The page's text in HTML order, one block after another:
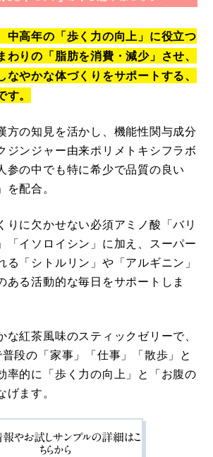
中高年の「歩く力の向上」に役立つ
わりの「脂肪を消費・減少」させ、
なやかな体づくりをサポートする、
。
方の知見を活かし、機能性関与成分
ジンジャー由来ポリメトキシフラボ
参の中でも特に希少で品質の良い
を配合。
りに欠かせない必須アミノ酸「バリ
「イソロイシン」に加え、スーパー
る「シトルリン」や「アルギニン」
ある活動的な毎日をサポートしま
な紅茶風味のスティックゼリーで、
段の「家事」「仕事」「散歩」と
率的に「歩く力の向上」と「お腹の
ます。
やお試しサンプルの詳細はこ
ちらから